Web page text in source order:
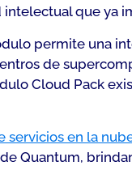
que ya
permite una
de
Cloud Pack
servicios en la
Quantum,